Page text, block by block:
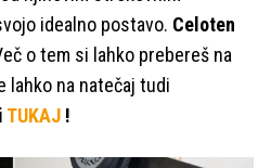
idealno postavo. Celoten
o tem si lahko prebereš na
lahko na natečaj tudi
TUKAJ !